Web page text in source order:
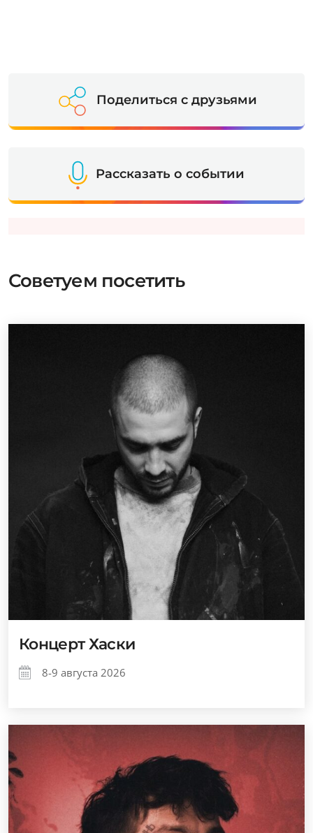
Поделиться с друзьями
Рассказать о событии
Советуем посетить
Концерт Хаски
8-9 августа 2026